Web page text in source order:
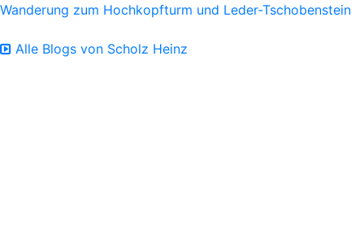
Wanderung zum Hochkopfturm und Leder-Tschobenstein
Alle Blogs von Scholz Heinz